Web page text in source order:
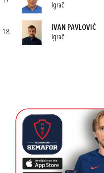
Igrač
18
IVAN PAVLOVIĆ
Igrač